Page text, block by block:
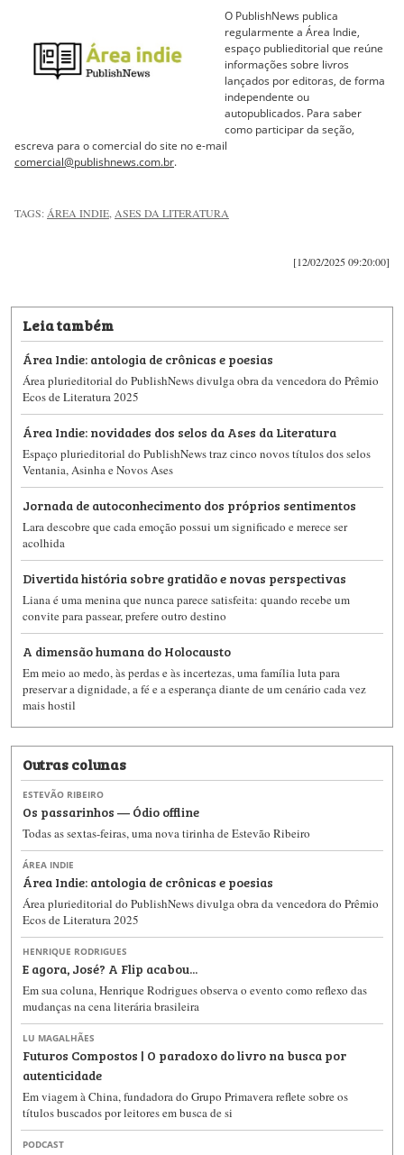
O PublishNews publica
regularmente a Área Indie,
espaço publieditorial que reúne
informações sobre livros
lançados por editoras, de forma
independente ou
autopublicados. Para saber
como participar da seção,
escreva para o comercial do site no e-mail
comercial@publishnews.com.br.
TAGS: ÁREA INDIE ASES DA LITERATURA
[12/02/2025 09:20:00]
Leia também
Área Indie: antologia de crônicas e poesias
Área plurieditorial do PublishNews divulga obra da vencedora do Prêmio
Ecos de Literatura 2025
Área Indie: novidades dos selos da Ases da Literatura
Espaço plurieditorial do PublishNews traz cinco novos títulos dos selos
Ventania, Asinha e Novos Ases
Jornada de autoconhecimento dos próprios sentimentos
Lara descobre que cada emoção possui um significado e merece ser
acolhida
Divertida história sobre gratidão e novas perspectivas
Liana é uma menina que nunca parece satisfeita: quando recebe um
convite para passear, prefere outro destino
A dimensão humana do Holocausto
Em meio ao medo, às perdas e às incertezas, uma família luta para
preservar a dignidade, a fé e a esperança diante de um cenário cada vez
mais hostil
Outras colunas
ESTEVÃO RIBEIRO
Os passarinhos — Ódio offline
Todas as sextas-feiras, uma nova tirinha de Estevão Ribeiro
ÁREA INDIE
Área Indie: antologia de crônicas e poesias
Área plurieditorial do PublishNews divulga obra da vencedora do Prêmio
Ecos de Literatura 2025
HENRIQUE RODRIGUES
E agora, José? A Flip acabou...
Em sua coluna, Henrique Rodrigues observa o evento como reflexo das
mudanças na cena literária brasileira
LU MAGALHÃES
Futuros Compostos | O paradoxo do livro na busca por
autenticidade
Em viagem à China, fundadora do Grupo Primavera reflete sobre os
títulos buscados por leitores em busca de si
PODCAST